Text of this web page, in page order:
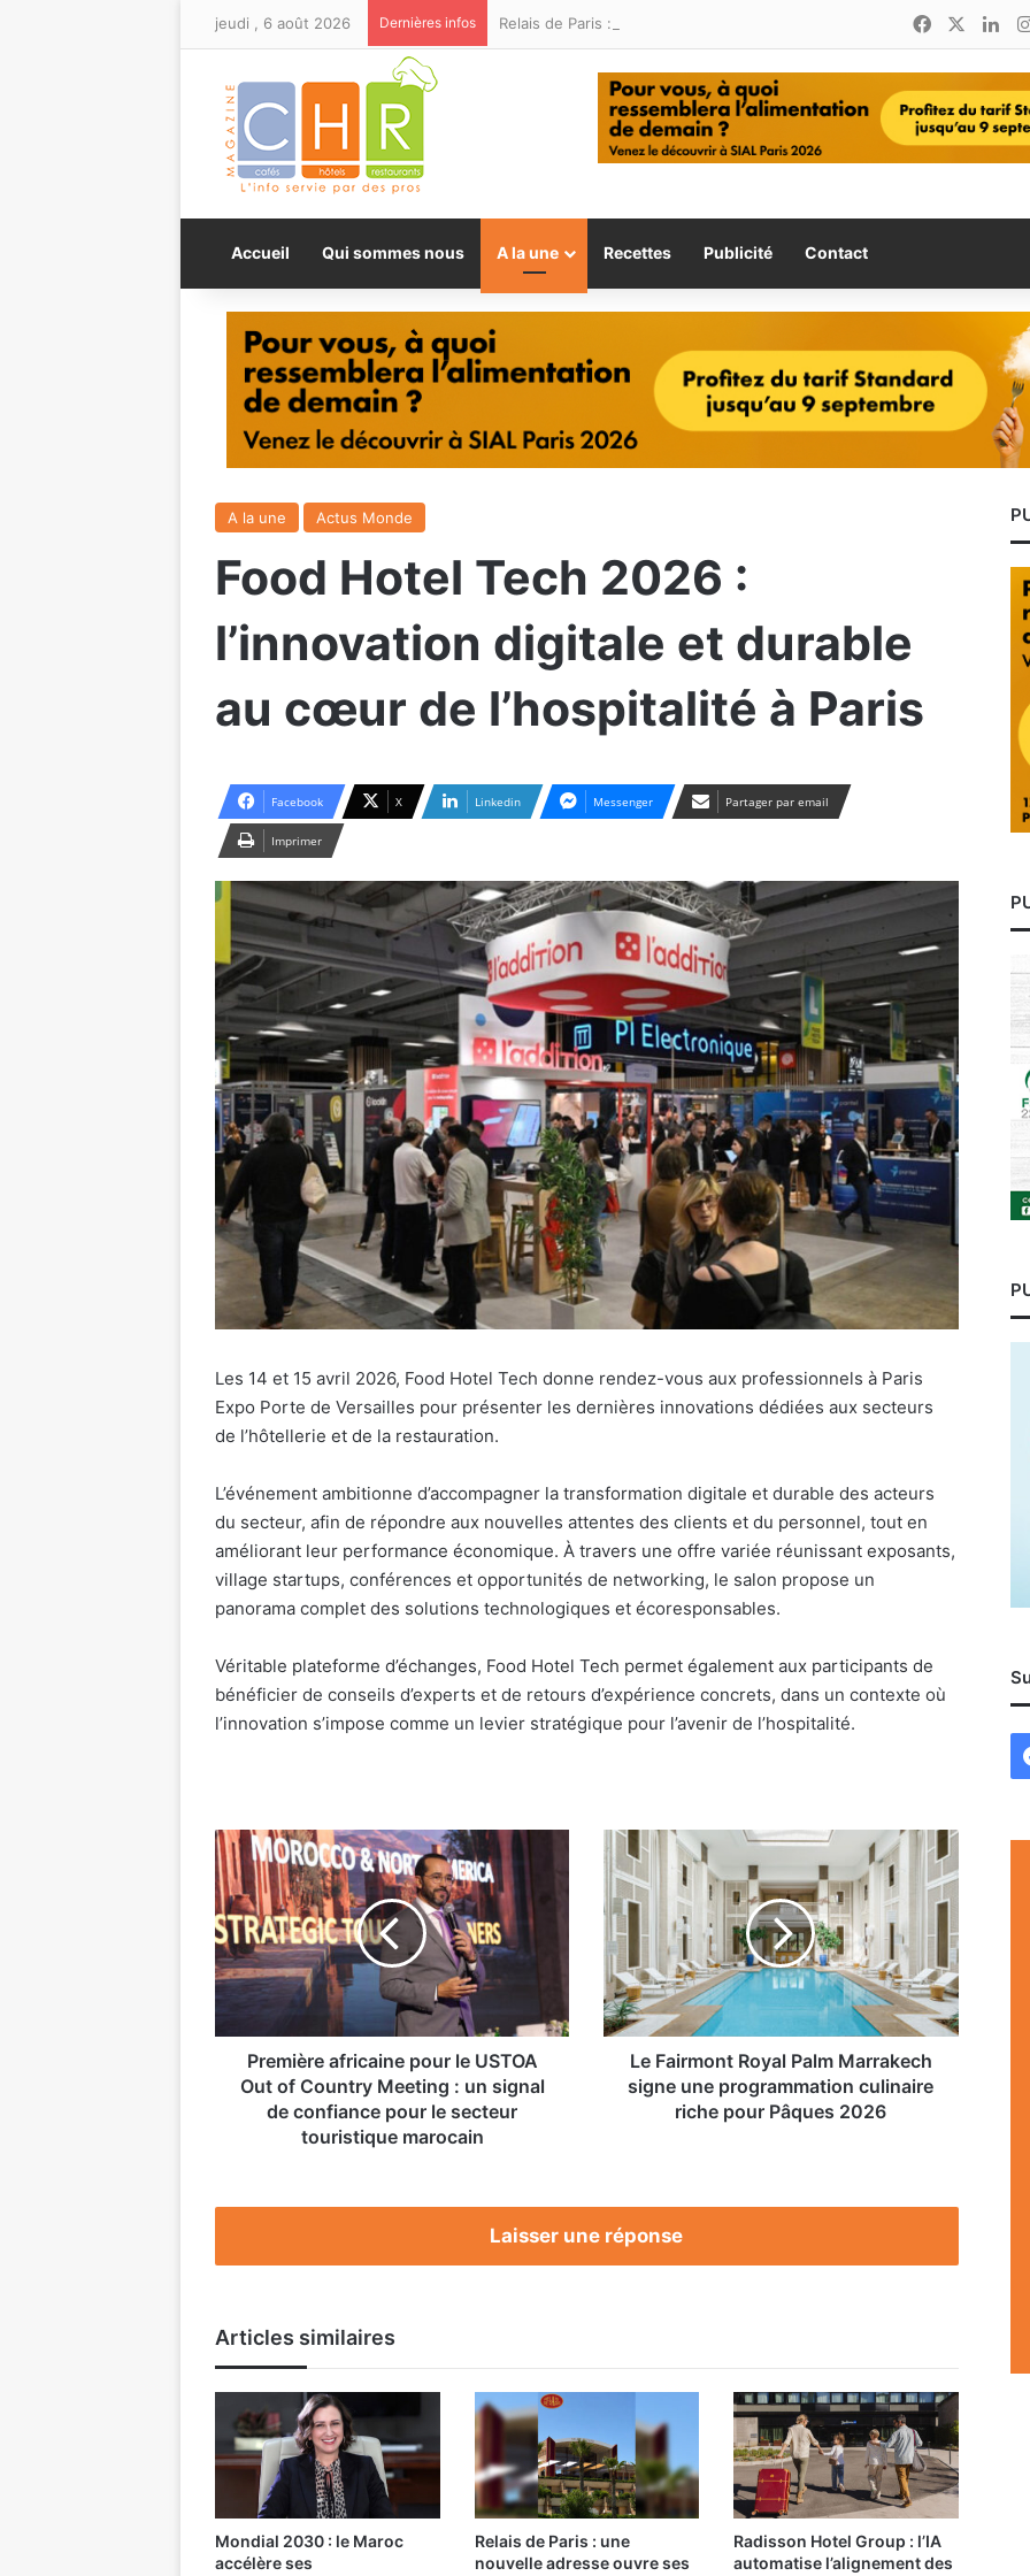
jeudi , 6 août 2026 Dernières infos Facebook
Accueil Qui sommes nous A la une Recettes Publicité Contact
A la une Actus Monde
Food Hotel Tech 2026 :
l’innovation digitale et durable
au cœur de l’hospitalité à Paris
Facebook X Linkedin Messenger Partager par email
Imprimer
Les 14 et 15 avril 2026, Food Hotel Tech donne rendez-vous aux professionnels à Paris
Expo Porte de Versailles pour présenter les dernières innovations dédiées aux secteurs
de l’hôtellerie et de la restauration.
L’événement ambitionne d’accompagner la transformation digitale et durable des acteurs
du secteur, afin de répondre aux nouvelles attentes des clients et du personnel, tout en
améliorant leur performance économique. À travers une offre variée réunissant exposants,
village startups, conférences et opportunités de networking, le salon propose un
panorama complet des solutions technologiques et écoresponsables.
Véritable plateforme d’échanges, Food Hotel Tech permet également aux participants de
bénéficier de conseils d’experts et de retours d’expérience concrets, dans un contexte où
l’innovation s’impose comme un levier stratégique pour l’avenir de l’hospitalité.
Première
africaine
pour
le
USTOA
Out
of
Country
Meeting
Première africaine pour le USTOA
Out of Country Meeting : un signal
de confiance pour le secteur
touristique marocain
Le
Fairmont
Royal
Palm
Marrakech
signe
une
programmation
culinaire
riche
pour
Le Fairmont Royal Palm Marrakech
signe une programmation culinaire
riche pour Pâques 2026
Laisser une réponse
Articles similaires
Mondial 2030 : le Maroc
accélère ses
Relais de Paris : une
nouvelle adresse ouvre ses
Radisson Hotel Group : l’IA
automatise l’alignement des